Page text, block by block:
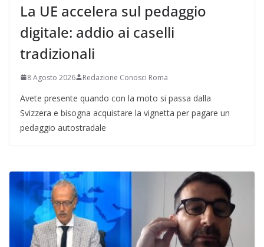
La UE accelera sul pedaggio
digitale: addio ai caselli
tradizionali
8 Agosto 2026 Redazione Conosci Roma
Avete presente quando con la moto si passa dalla
Svizzera e bisogna acquistare la vignetta per pagare un
pedaggio autostradale